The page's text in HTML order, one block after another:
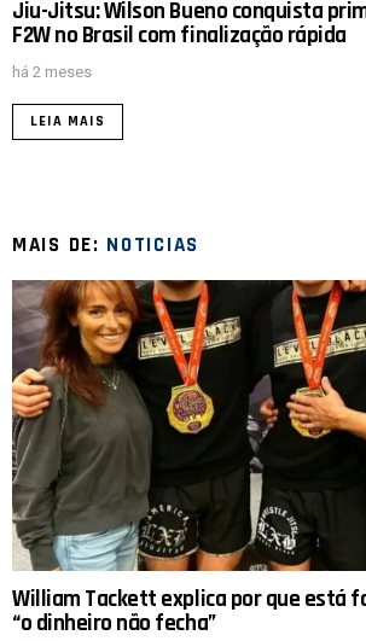
Jiu-Jitsu: Wilson Bueno conquista
F2W no Brasil com finalização rápida
há 2 meses
LEIA MAIS
MAIS DE: NOTICIAS
William Tackett explica por que está
“o dinheiro não fecha”